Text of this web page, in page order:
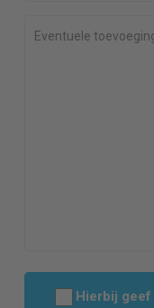
Hierbij geef